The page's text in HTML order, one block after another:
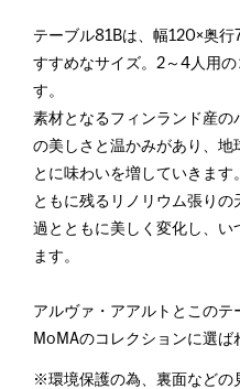
テーブル81Bは、幅120×奥
すすめなサイズ。2～4人用
す。
素材となるフィンランド産の
の美しさと温かみがあり、
とに味わいを増していきます
ともに残るリノリウム張り
過とともに美しく変化し、い
ます。
アルヴァ・アアルトとこのテ
MoMAのコレクションに選ば
※環境保護の為、裏面などの